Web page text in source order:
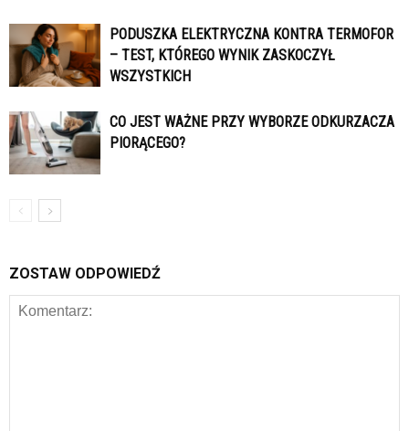
PODUSZKA ELEKTRYCZNA KONTRA TERMOFOR
– TEST, KTÓREGO WYNIK ZASKOCZYŁ
WSZYSTKICH
CO JEST WAŻNE PRZY WYBORZE ODKURZACZA
PIORĄCEGO?
ZOSTAW ODPOWIEDŹ